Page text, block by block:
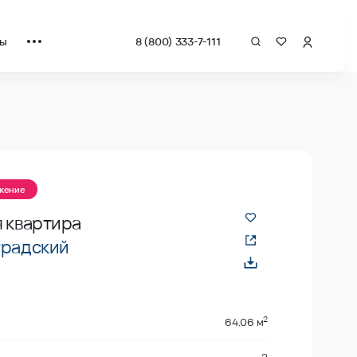
8 (800) 333-7-111
64.06 м2